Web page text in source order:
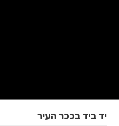
יד ביד בככר העיר